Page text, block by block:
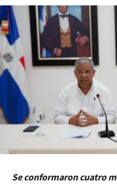
Se conformaron cuatro